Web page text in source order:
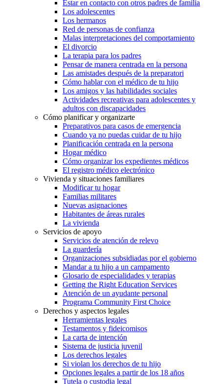
Estar en contacto con otros padres de familia
Los adolescentes
Los hermanos
Red de personas de confianza
Malas interpretaciones del comportamiento
El divorcio
La terapia para los padres
Pensar de manera centrada en la persona
Las amistades después de la preparatori
Cómo hablar con el médico de tu hijo
Los amigos y las habilidades sociales
Actividades recreativas para adolescentes y
adultos con discapacidades
Cómo planificar y organizarte
Preparativos para casos de emergencia
Cuando ya no puedas cuidar de tu hijo
Planificación centrada en la persona
Hogar médico
Cómo organizar los expedientes médicos
El registro médico electrónico
Vivienda y situaciones familiares
Modificar tu hogar
Familias militares
Nuevas asignaciones
Habitantes de áreas rurales
La vivienda
Servicios de apoyo
Servicios de atención de relevo
La guardería
Organizaciones subsidiadas por el gobierno
Mandar a tu hijo a un campamento
Glosario de especialidades y terapias
Getting the Right Education Services
Atención de un ayudante personal
Programa Community First Choice
Derechos y aspectos legales
Herramientas legales
Testamentos y fideicomisos
La carta de intención
Sistema de justicia juvenil
Los derechos legales
Si violan los derechos de tu hijo
Opciones legales a partir de los 18 años
Tutela o custodia legal